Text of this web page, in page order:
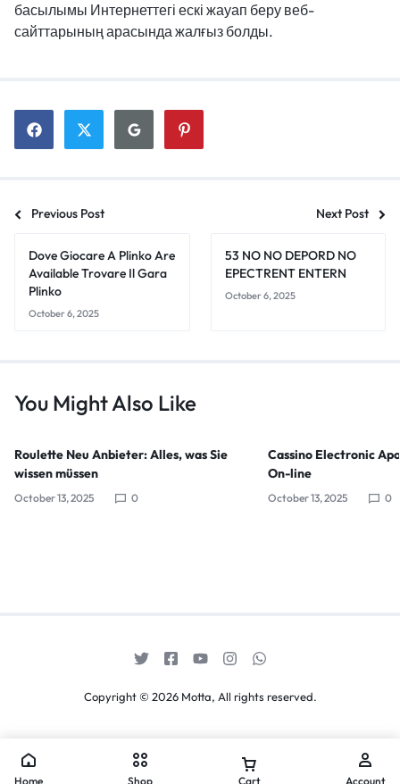
басылымы Интернеттегі ескі жауап беру веб-
сайттарының арасында жалғыз болды.
Previous Post Next Post
Dove Giocare A Plinko Are
Available Trovare Il Gara
Plinko
October 6, 2025
53 NO NO DEPORD NO
EPECTRENT ENTERN
October 6, 2025
You Might Also Like
Roulette Neu Anbieter: Alles, was Sie
wissen müssen
October 13, 2025 0
Cassino Electronic
On-line
October 13, 2025 0
Copyright © 2026 Motta, All rights reserved.
Home Shop Cart Account